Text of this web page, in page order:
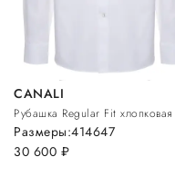
CANALI
Рубашка Regular Fit хлопковая
30 600 руб.
Размеры:414647